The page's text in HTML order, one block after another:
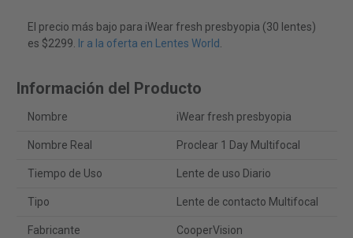
El precio más bajo para iWear fresh presbyopia (30 lentes)
es $2299. Ir a la oferta en Lentes World.
Información del Producto
Nombre iWear fresh presbyopia
Nombre Real Proclear 1 Day Multifocal
Tiempo de Uso Lente de uso Diario
Tipo Lente de contacto Multifocal
Fabricante CooperVision